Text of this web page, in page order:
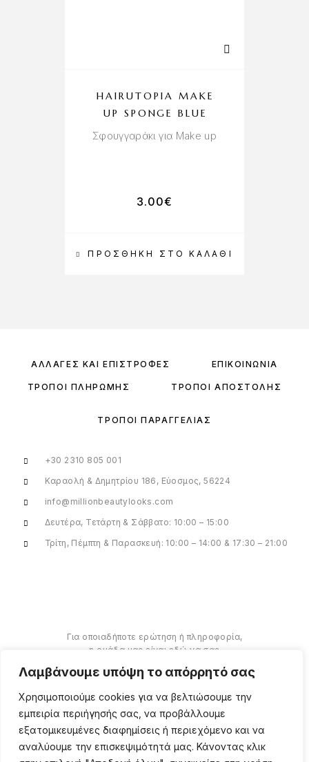
Λαμβάνουμε υπόψη το απόρρητό σας
Χρησιμοποιούμε cookies για να βελτιώσουμε την
εμπειρία περιήγησής σας, να προβάλλουμε
εξατομικευμένες διαφημίσεις ή περιεχόμενο και να
αναλύουμε την επισκεψιμότητά μας. Κάνοντας κλικ
ΠΡΟΣΘΉΚΗ ΣΤΟ ΚΑΛΆΘΙ
HAIRUTOPIA MAKE
UP SPONGE BLUE
Σφουγγαράκι για Make up
3.00€
ΑΛΛΑΓΈΣ ΚΑΙ ΕΠΙΣΤΡΟΦΈΣ ΕΠΙΚΟΙΝΩΝΊΑ
ΤΡΌΠΟΙ ΠΛΗΡΩΜΉΣ ΤΡΌΠΟΙ ΑΠΟΣΤΟΛΉΣ
ΤΡΌΠΟΙ ΠΑΡΑΓΓΕΛΊΑΣ
+30 2310 805 001
Καραολή & Δημητρίου 186, Εύοσμος, 56224
info@millionbeautylooks.com
Δευτέρα, Τετάρτη & Σάββατο: 10:00 – 15:00
Τρίτη, Πέμπτη & Παρασκευή: 10:00 – 14:00 & 17:30 – 21:00
Για οποιαδήποτε ερώτηση ή πληροφορία,
η ομάδα μας είναι εδώ να σας
βοηθήσουμε.
ΠΕΡΙΣΣΌΤΕΡΑ